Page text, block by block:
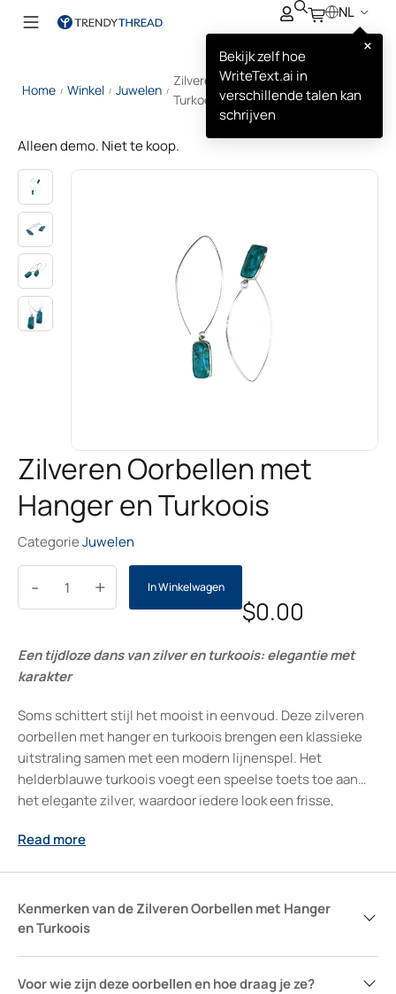
NL
×
Bekijk zelf hoe
WriteText.ai in
verschillende talen kan
schrijven
Home / Winkel / Juwelen /
Zilveren Oorbellen met Hanger en
Turkoois
Alleen demo. Niet te koop.
Zilveren Oorbellen met
Hanger en Turkoois
CategorieJuwelen
+
- In Winkelwagen
$0.00
Een tijdloze dans van zilver en turkoois: elegantie met
karakter
Soms schittert stijl het mooist in eenvoud. Deze zilveren
oorbellen met hanger en turkoois brengen een klassieke
uitstraling samen met een modern lijnenspel. Het
helderblauwe turkoois voegt een speelse toets toe aan
het elegante zilver, waardoor iedere look een frisse,
gebruik, opvallend genoeg om je te laten opvallen bij een
momenten.
Read more
Kenmerken van de Zilveren Oorbellen met Hanger
en Turkoois
Voor wie zijn deze oorbellen en hoe draag je ze?